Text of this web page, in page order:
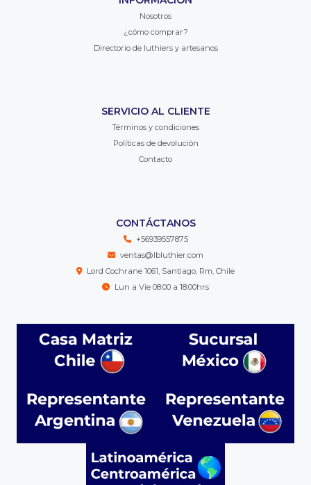
Nosotros
¿cómo comprar?
Directorio de luthiers y artesanos
SERVICIO AL CLIENTE
Términos y condiciones
Políticas de devolución
Contacto
CONTÁCTANOS
+56939557875
ventas@lbluthier.com
Lord Cochrane 1061, Santiago, Rm, Chile
Lun a Vie 08:00 a 18:00hrs